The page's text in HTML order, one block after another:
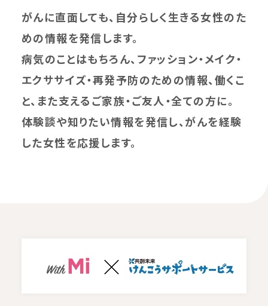
がんに直面しても、自分らしく生きる女性のた
めの情報を発信します。
病気のことはもちろん、ファッション・メイク・
エクササイズ・再発予防のための情報、働くこ
と、また支えるご家族・ご友人・全ての方に。
体験談や知りたい情報を発信し、がんを経験
した女性を応援します。